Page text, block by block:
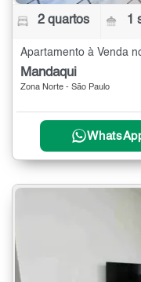
2 quartos 1
Apartamento à Venda
Mandaqui
Zona Norte - São Paulo